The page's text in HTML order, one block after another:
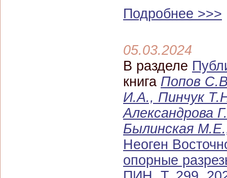
Подробнее >>>
05.03.2024
В разделе
книга Попов
И.А., Пинчук
Александрова
Былинская
Неоген
опорные